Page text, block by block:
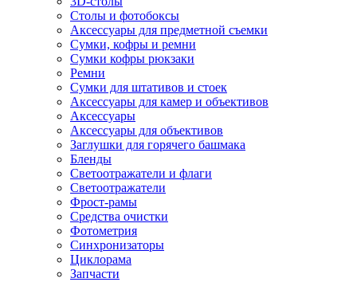
Столы и фотобоксы
Аксессуары для предметной съемки
Сумки, кофры и ремни
Сумки кофры рюкзаки
Ремни
Сумки для штативов и стоек
Аксессуары для камер и объективов
Аксессуары
Аксессуары для объективов
Заглушки для горячего башмака
Бленды
Светоотражатели и флаги
Светоотражатели
Фрост-рамы
Средства очистки
Фотометрия
Синхронизаторы
Циклорама
Запчасти